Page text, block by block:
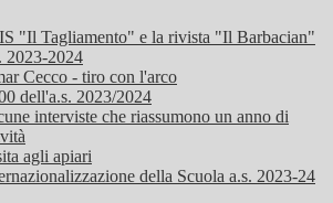
"Il Tagliamento" e la rivista "Il Barbacian"
2023-2024
Cecco - tiro con l'arco
dell'a.s. 2023/2024
interviste che riassumono un anno di
agli apiari
della Scuola a.s. 2023-24